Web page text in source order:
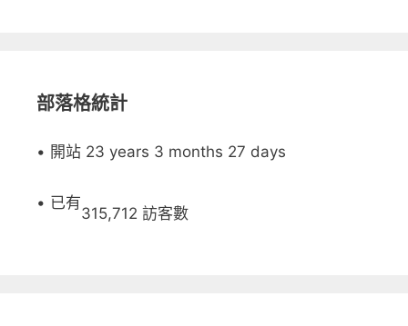
部落格統計
• 開站 23 years 3 months 27 days
• 已有
315,712 訪客數